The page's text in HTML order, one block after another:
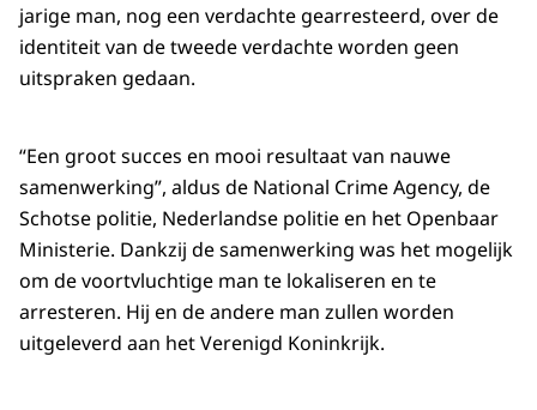
jarige man, nog een verdachte gearresteerd, over de
identiteit van de tweede verdachte worden geen
uitspraken gedaan.
“Een groot succes en mooi resultaat van nauwe
samenwerking”, aldus de National Crime Agency, de
Schotse politie, Nederlandse politie en het Openbaar
Ministerie. Dankzij de samenwerking was het mogelijk
om de voortvluchtige man te lokaliseren en te
arresteren. Hij en de andere man zullen worden
uitgeleverd aan het Verenigd Koninkrijk.